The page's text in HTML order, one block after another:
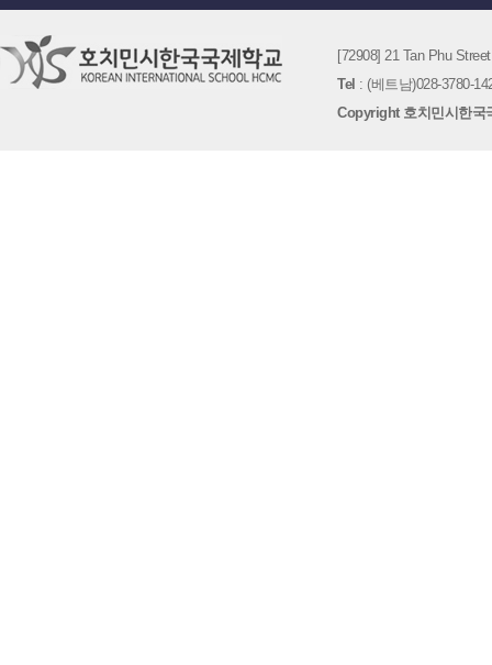
[72908] 21 Tan Phu
Tel : (베트남)028-3780-
Copyright 호치민시한국